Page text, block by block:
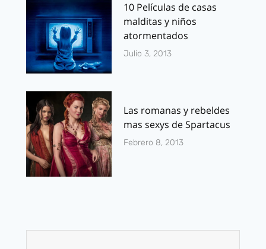
10 Películas de casas
malditas y niños
atormentados
Julio 3, 2013
Las romanas y rebeldes
mas sexys de Spartacus
Febrero 8, 2013